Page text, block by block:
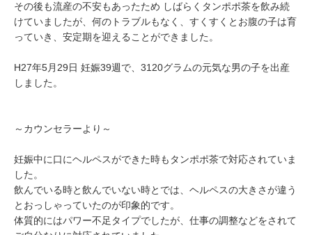
その後も流産の不安もあったため しばらくタンポポ茶を飲み続
けていましたが、何のトラブルもなく、すくすくとお腹の子は育
っていき、安定期を迎えることができました。
H27年5月29日 妊娠39週で、3120グラムの元気な男の子を出産
しました。
～カウンセラーより～
妊娠中に口にヘルペスができた時もタンポポ茶で対応されていま
した。
飲んでいる時と飲んでいない時とでは、ヘルペスの大きさが違う
とおっしゃっていたのが印象的です。
体質的にはパワー不足タイプでしたが、仕事の調整などをされて